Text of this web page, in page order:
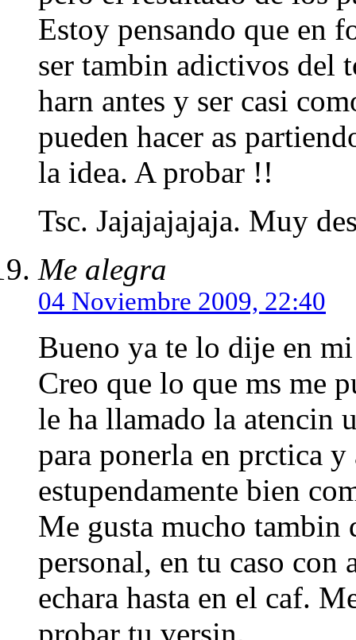
Estoy pensando que en
ser tambin adictivos del
harn antes y ser casi
pueden hacer as
la idea. A probar !!
Tsc. Jajajajajaja. Muy
Me alegra
04 Noviembre 2009, 22:40
Bueno ya te lo dije en
Creo que lo que ms me
le ha llamado la atencin
para ponerla en prctica y
estupendamente bien
Me gusta mucho tambin
personal, en tu caso
echara hasta en el caf.
probar tu versin.